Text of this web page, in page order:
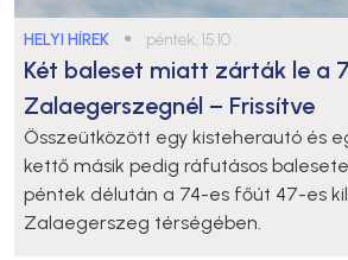
HELYI HÍREK ● péntek, 15:10
Két baleset miatt zárták le a
Zalaegerszegnél – Frissítve
Összeütközött egy kisteherautó és
kettő másik pedig ráfutásos
péntek délután a 74-es főút 47-es
Zalaegerszeg térségében.